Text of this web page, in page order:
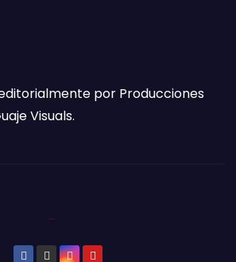
por Producciones
Visuals.